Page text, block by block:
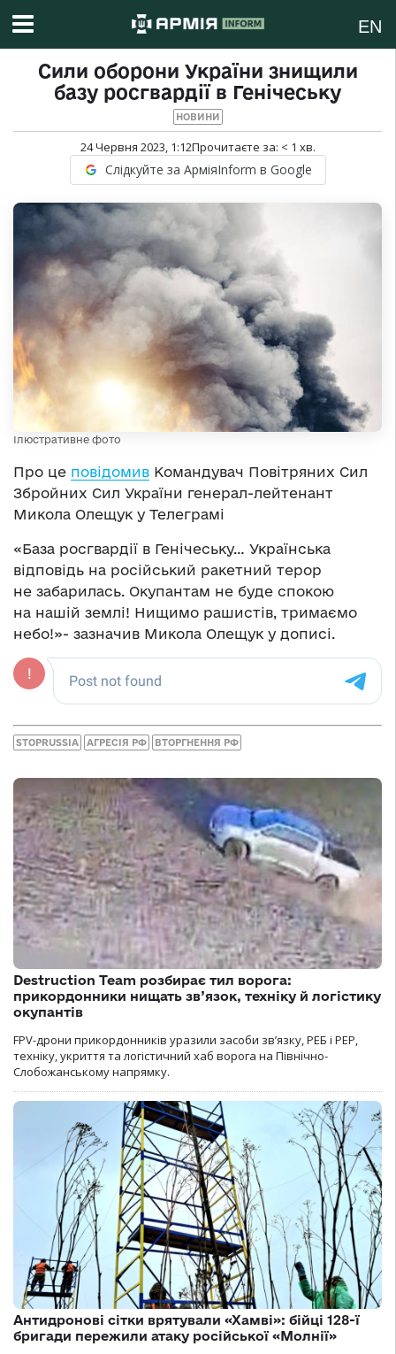
EN
Сили оборони України знищили
базу росгвардії в Генічеську
НОВИНИ
24 Червня 2023, 1:12Прочитаєте за: < 1 хв.
Слідкуйте за АрміяInform в Google
Ілюстративне фото
Про це повідомив Командувач Повітряних Сил
Збройних Сил України генерал-лейтенант
Микола Олещук у Телеграмі
«База росгвардії в Генічеську… Українська
відповідь на російський ракетний терор
не забарилась. Окупантам не буде спокою
на нашій землі! Нищимо рашистів, тримаємо
небо!»- зазначив Микола Олещук у дописі.
STOPRUSSIA АГРЕСІЯ РФ ВТОРГНЕННЯ РФ
Destruction Team розбирає тил ворога:
прикордонники нищать зв’язок, техніку й логістику
окупантів
FPV-дрони прикордонників уразили засоби зв’язку, РЕБ і РЕР,
техніку, укриття та логістичний хаб ворога на Північно-
Слобожанському напрямку.
Антидронові сітки врятували «Хамві»: бійці 128-ї
бригади пережили атаку російської «Молнії»